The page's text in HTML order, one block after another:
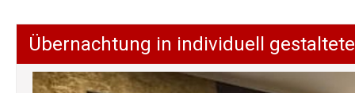
Übernachtung in individuell